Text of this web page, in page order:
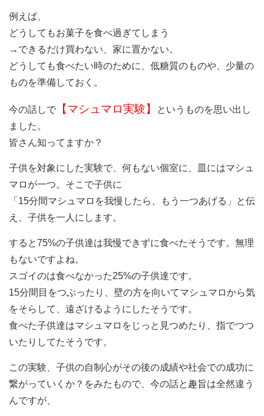
例えば、
どうしてもお菓子を食べ過ぎてしまう
→できるだけ買わない、家に置かない。
どうしても食べたい時のために、低糖質のものや、少量の
ものを準備しておく。
今の話しで 【マシュマロ実験】
というものを思い出し
ました。
皆さん知ってますか？
子供を対象にした実験で、何もない個室に、皿にはマシュ
マロが一つ。そこで子供に
「15分間マシュマロを我慢したら、もう一つあげる」と伝
え、子供を一人にします。
すると75%の子供達は我慢できずに食べたそうです。無理
もないですよね。
スゴイのは食べなかった25%の子供達です。
15分間目をつぶったり、壁の方を向いてマシュマロから気
をそらして、遠ざけるようにしたそうです。
食べた子供達はマシュマロをじっと見つめたり、指でつつ
いたりしてたそうです。
この実験、子供の自制心がその後の成績や社会での成功に
繋がっていくか？をみたもので、今の話と趣旨は全然違う
んですが、